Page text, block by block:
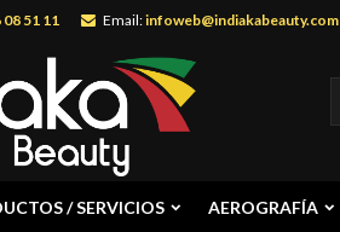
08 51 11 Email:infoweb@indiakabeauty.com
/ SERVICIOS AEROGRAFÍA